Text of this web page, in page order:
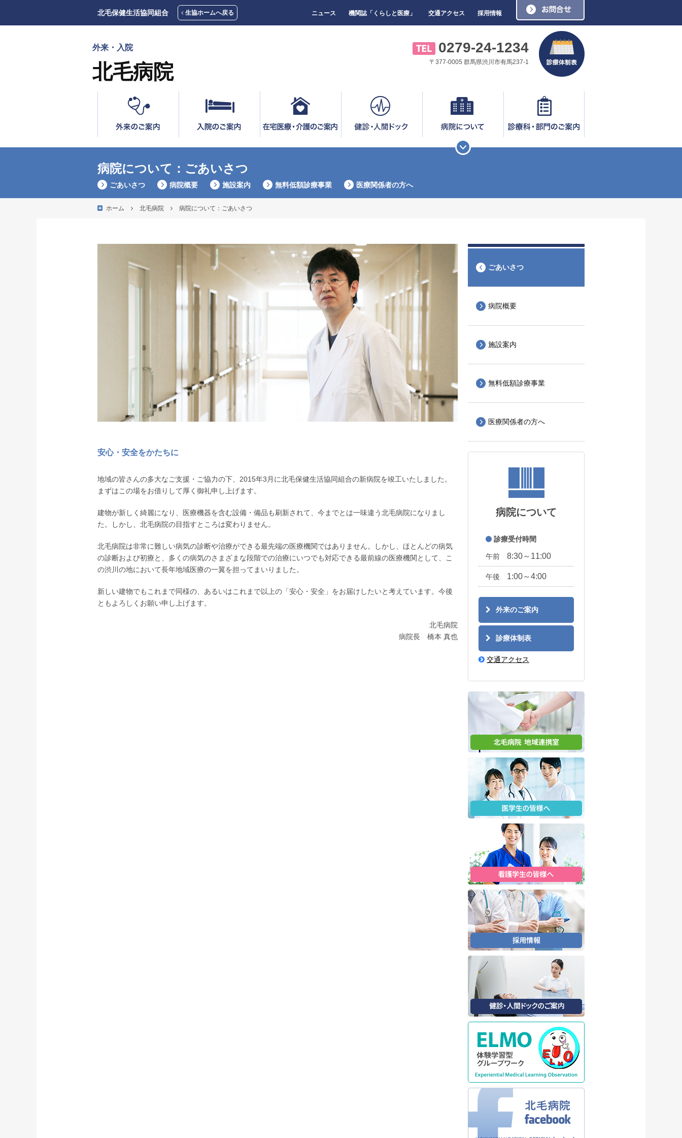
北毛保健生活協同組合 生協ホームへ戻る ニュース 機関誌「くらしと医療」 交通アクセス 採用情報
外来・入院
北毛病院
0279-24-1234
〒377-0005 群馬県渋川市有馬237-1
病院について：ごあいさつ
ごあいさつ 病院概要 施設案内 無料低額診療事業 医療関係者の方へ
ホーム 北毛病院 病院について：ごあいさつ
安心・安全をかたちに
地域の皆さんの多大なご支援・ご協力の下、2015年3月に北毛保健生活協同組合の新病院を竣工いたしました。
まずはこの場をお借りして厚く御礼申し上げます。
建物が新しく綺麗になり、医療機器を含む設備・備品も刷新されて、今までとは一味違う北毛病院になりまし
た。しかし、北毛病院の目指すところは変わりません。
北毛病院は非常に難しい病気の診断や治療ができる最先端の医療機関ではありません。しかし、ほとんどの病気
の診断および初療と、多くの病気のさまざまな段階での治療にいつでも対応できる最前線の医療機関として、こ
の渋川の地において長年地域医療の一翼を担ってまいりました。
新しい建物でもこれまで同様の、あるいはこれまで以上の「安心・安全」をお届けしたいと考えています。今後
ともよろしくお願い申し上げます。
北毛病院
病院長 橋本 真也
ごあいさつ
病院概要
施設案内
無料低額診療事業
医療関係者の方へ
病院について
診療受付時間
午前 8:30～11:00
午後 1:00～4:00
外来のご案内
診療体制表
交通アクセス